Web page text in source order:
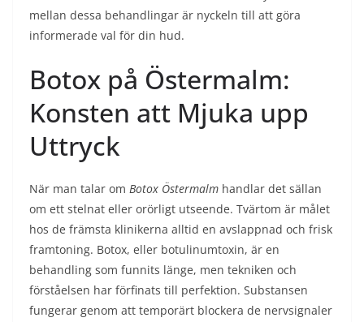
mellan dessa behandlingar är nyckeln till att göra
informerade val för din hud.
Botox på Östermalm:
Konsten att Mjuka upp
Uttryck
När man talar om Botox Östermalm handlar det sällan
om ett stelnat eller orörligt utseende. Tvärtom är målet
hos de främsta klinikerna alltid en avslappnad och frisk
framtoning. Botox, eller botulinumtoxin, är en
behandling som funnits länge, men tekniken och
förståelsen har förfinats till perfektion. Substansen
fungerar genom att temporärt blockera de nervsignaler